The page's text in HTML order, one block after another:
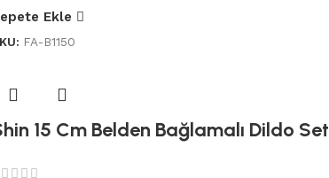
Ekle
FA-B1150
15 Cm Belden Bağlamalı Dildo Set